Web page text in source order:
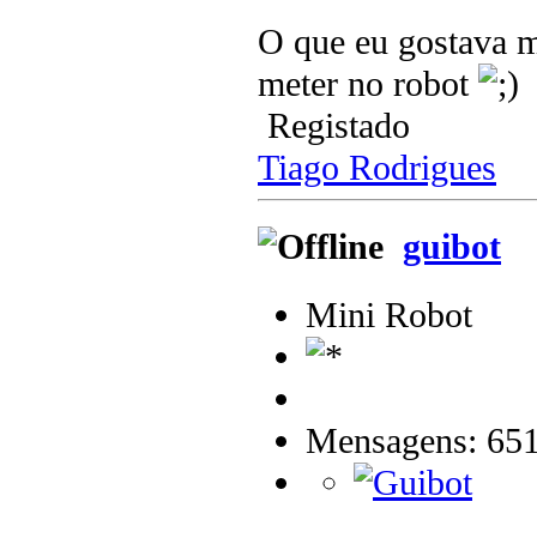
O que eu gostava
meter no robot
Registado
Tiago Rodrigues
guibot
Mini Robot
Mensagens: